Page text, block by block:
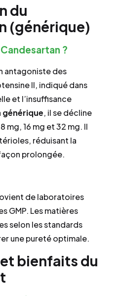
du
(générique)
?
antagoniste des
II, indiqué dans
et l’insuffisance
générique, il se décline
mg, 16 mg et 32 mg. Il
réduisant la
prolongée.
de laboratoires
GMP. Les matières
selon les standards
une pureté optimale.
bienfaits du